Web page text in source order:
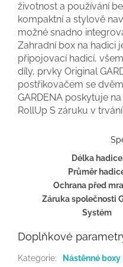
životnost a používání
kompaktní a stylově
možné snadno
Zahradní box na hadici
připojovací hadicí,
díly, prvky Original
postřikovačem se
GARDENA poskytuje
RollUp S záruku v
Délka hadice
Průměr
Ochrana před
Záruka společnosti
Systém
Doplňkové
Kategorie:
Nástěnné boxy